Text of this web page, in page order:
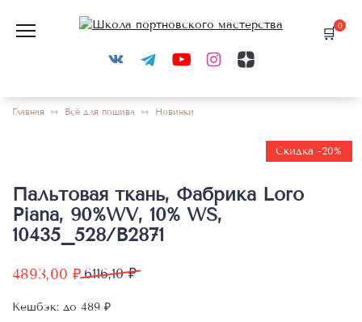
содержанию
0
Главная Всё для пошива Новинки
Скидка -20%
Пальтовая ткань, Фабрика Loro
Piana, 90%WV, 10% WS,
10435_528/B2871
6116,10₽
Первоначальная
4893,00 ₽
Текущая
Кешбэк: до 489 ₽